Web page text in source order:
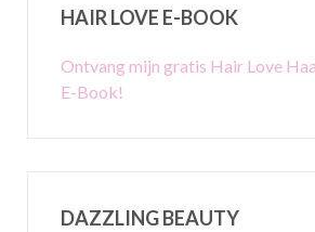
HAIR LOVE E-BOOK
Ontvang mijn gratis Hair Love
E-Book!
DAZZLING BEAUTY